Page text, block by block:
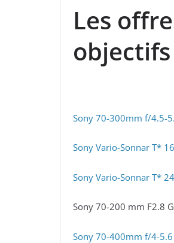
Les
Sony 70-300mm f/4.5-
Sony Vario-Sonnar T*
Sony Vario-Sonnar T*
Sony 70-200 mm F2.8
Sony 70-400mm f/4-5.6